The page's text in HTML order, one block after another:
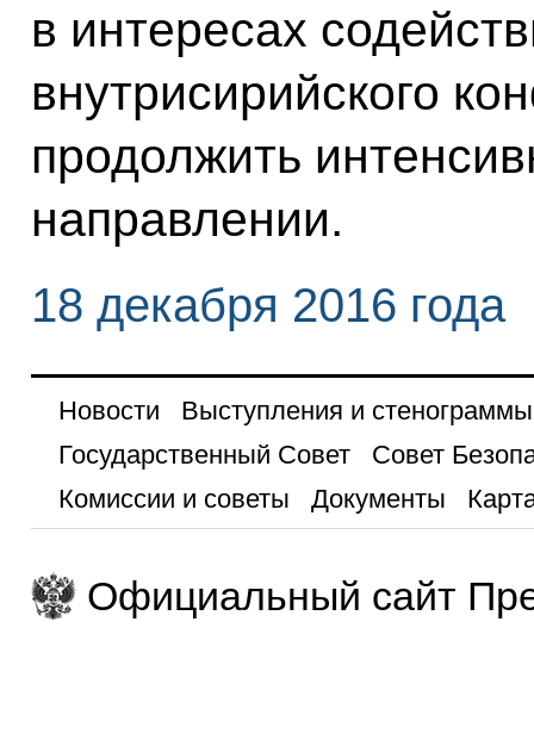
в интересах
внутрисирийского
продолжить
направлении.
18 декабря 2016 года
Новости
Выступления и стенограммы
Государственный Совет
Совет
Комиссии и советы
Документы
Официальный сайт